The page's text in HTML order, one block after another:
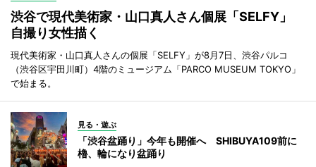
渋谷で現代美術家・山口真人さん個展「SELFY」
自撮り女性描く
現代美術家・山口真人さんの個展「SELFY」が8月7日、渋谷パルコ
（渋谷区宇田川町）4階のミュージアム「PARCO MUSEUM TOKYO」
で始まる。
見る・遊ぶ
「渋谷盆踊り」今年も開催へ SHIBUYA109前に
櫓、輪になり盆踊り